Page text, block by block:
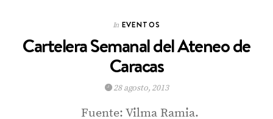
In EVENTOS
Cartelera Semanal del Ateneo de
Caracas
28 agosto, 2013
Fuente: Vilma Ramia.